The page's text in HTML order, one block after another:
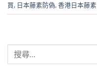
買, 日本藤素防偽, 香港日本藤素